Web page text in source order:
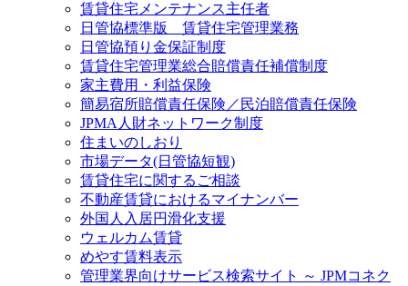
賃貸住宅メンテナンス主任者
日管協標準版 賃貸住宅管理業務
日管協預り金保証制度
賃貸住宅管理業総合賠償責任補償制度
家主費用・利益保険
簡易宿所賠償責任保険／民泊賠償責任保険
JPMA人財ネットワーク制度
住まいのしおり
市場データ(日管協短観)
賃貸住宅に関するご相談
不動産賃貸におけるマイナンバー
外国人入居円滑化支援
ウェルカム賃貸
めやす賃料表示
管理業界向けサービス検索サイト ～ JPMコネク